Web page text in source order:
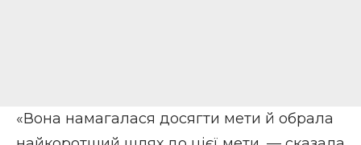
«Вона намагалася досягти мети й обрала